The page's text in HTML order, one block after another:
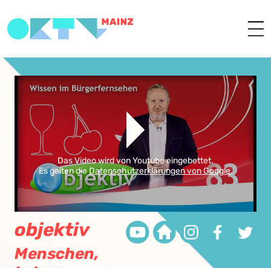
Das Video wird von Youtube eingebettet.
Es gelten dieDatenschutzerklärungen von Google.
objektiv
Menschen,